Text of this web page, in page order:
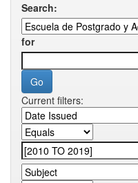
Search:
for
Current filters: